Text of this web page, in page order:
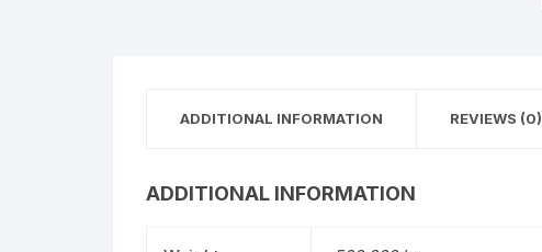
ADDITIONAL INFORMATION REVIEWS (0)
ADDITIONAL INFORMATION